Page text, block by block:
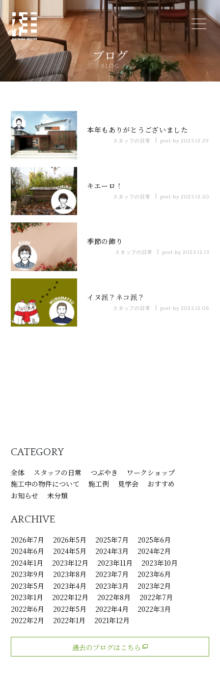
ブログ
BLOG
本年もありがとうございました
スタッフの日常 post by 2023.12.29
キエーロ！
スタッフの日常 post by 2023.12.20
季節の飾り
スタッフの日常 post by 2023.12.13
イヌ派？ネコ派？
スタッフの日常 post by 2023.12.06
CATEGORY
全体 スタッフの日常 つぶやき
ワークショップ
施工中の物件について
施工例 見学会
おすすめ
お知らせ
未分類
ARCHIVE
2026年7月 2026年5月 2025年7月
2025年6月
2024年6月
2024年5月 2024年3月
2024年2月
2024年1月
2023年12月 2023年11月
2023年10月
2023年9月
2023年8月 2023年7月
2023年6月
2023年5月
2023年4月 2023年3月
2023年2月
2023年1月
2022年12月 2022年8月
2022年7月
2022年6月
2022年5月 2022年4月
2022年3月
2022年2月
2022年1月 2021年12月
過去のブログはこちら